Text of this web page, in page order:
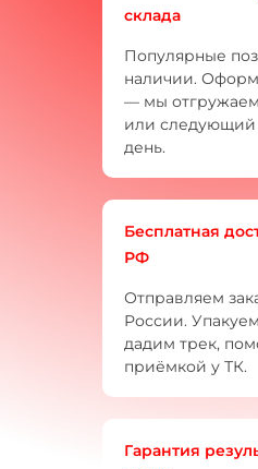
склада
Популярные
наличии.
— мы
или следующий
день.
Бесплатная
РФ
Отправляем
России.
дадим трек,
приёмкой у ТК.
Гарантия